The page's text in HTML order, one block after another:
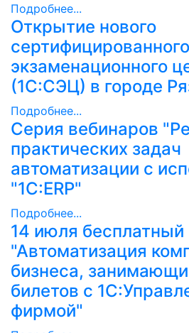
Подробнее...
Открытие нового
сертифицированного
экзаменационного
(1С:СЭЦ) в городе
Подробнее...
Cерия вебинаров
практических задач
автоматизации с
"1С:ERP"
Подробнее...
14 июля бесплатный
"Автоматизация
бизнеса,
билетов с
фирмой"